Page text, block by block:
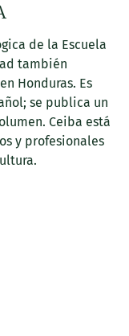
de la Escuela
también
Honduras. Es
se publica un
Ceiba está
y profesionales